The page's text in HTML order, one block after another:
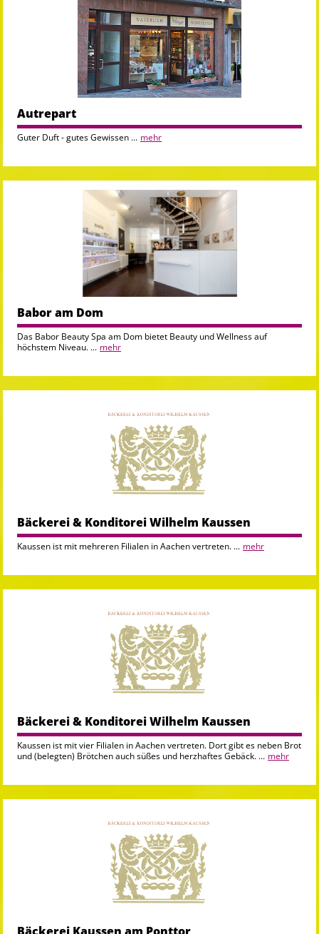
Autrepart
Guter Duft - gutes Gewissen ... mehr
Babor am Dom
Das Babor Beauty Spa am Dom bietet Beauty und Wellness auf
höchstem Niveau. ... mehr
Bäckerei & Konditorei Wilhelm Kaussen
Kaussen ist mit mehreren Filialen in Aachen vertreten. ... mehr
Bäckerei & Konditorei Wilhelm Kaussen
Kaussen ist mit vier Filialen in Aachen vertreten. Dort gibt es neben Brot
und (belegten) Brötchen auch süßes und herzhaftes Gebäck. ... mehr